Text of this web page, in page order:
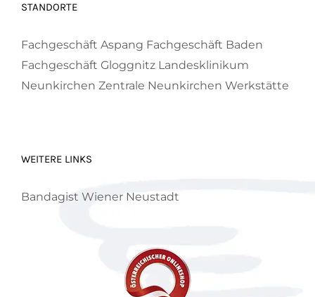
STANDORTE
Fachgeschäft Aspang Fachgeschäft Baden
Fachgeschäft Gloggnitz Landesklinikum
Neunkirchen Zentrale Neunkirchen Werkstätte
WEITERE LINKS
Bandagist Wiener Neustadt